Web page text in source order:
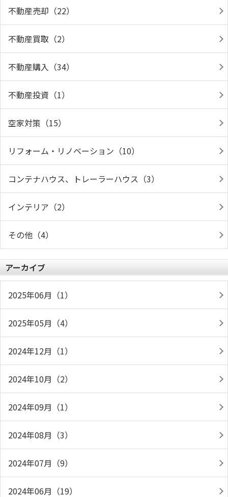
不動産売却（22）
不動産買取（2）
不動産購入（34）
不動産投資（1）
空家対策（15）
リフォーム・リノベーション（10）
コンテナハウス、トレーラーハウス（3）
インテリア（2）
その他（4）
アーカイブ
2025年06月（1）
2025年05月（4）
2024年12月（1）
2024年10月（2）
2024年09月（1）
2024年08月（3）
2024年07月（9）
2024年06月（19）